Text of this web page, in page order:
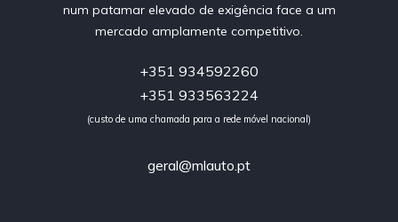
num patamar elevado de exigência face a um
mercado amplamente competitivo.
+351 934592260
+351 933563224
(custo de uma chamada para a rede móvel nacional)
geral@mlauto.pt